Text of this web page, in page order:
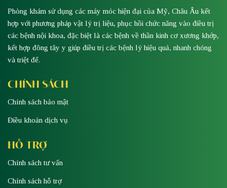
Phòng khám sử dụng các máy móc hiện đại của Mỹ, Châu Âu kết
hợp với phương pháp vật lý trị liệu, phục hồi chức năng vào điều trị
các bệnh nội khoa, đặc biệt là các bệnh về thần kinh cơ xương khớp,
kết hợp đông tây y giúp điều trị các bệnh lý hiệu quả, nhanh chóng
và triệt để.
CHÍNH SÁCH
Chính sách bảo mật
Điều khoản dịch vụ
HỖ TRỢ
Chính sách tư vấn
Chính sách hỗ trợ